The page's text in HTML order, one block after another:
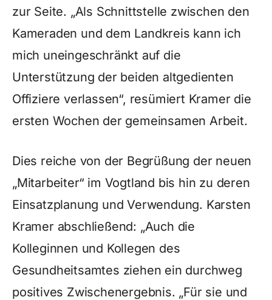
zur Seite. „Als Schnittstelle zwischen den
Kameraden und dem Landkreis kann ich
mich uneingeschränkt auf die
Unterstützung der beiden altgedienten
Offiziere verlassen“, resümiert Kramer die
ersten Wochen der gemeinsamen Arbeit.
Dies reiche von der Begrüßung der neuen
„Mitarbeiter“ im Vogtland bis hin zu deren
Einsatzplanung und Verwendung. Karsten
Kramer abschließend: „Auch die
Kolleginnen und Kollegen des
Gesundheitsamtes ziehen ein durchweg
positives Zwischenergebnis. „Für sie und